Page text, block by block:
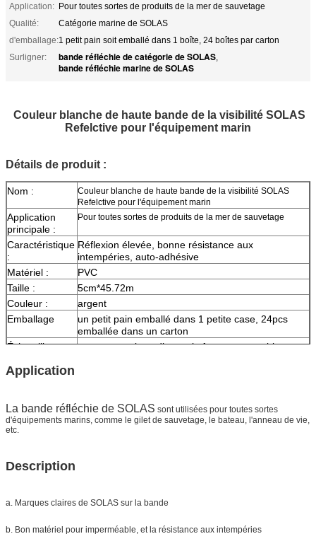
Application: Pour toutes sortes de produits de la mer de sauvetage
Qualité:
Catégorie marine de SOLAS
d'emballage:1 petit pain soit emballé dans 1 boîte, 24 boîtes par carton
Surligner:
bande réfléchie de catégorie de SOLAS,
bande réfléchie marine de SOLAS
Couleur blanche de haute bande de la visibilité SOLAS
Refelctive pour l'équipement marin
Détails de produit :
Nom :
Couleur blanche de haute bande de la visibilité SOLAS
Refelctive pour l'équipement marin
Application
principale :
Pour toutes sortes de produits de la mer de sauvetage
Caractéristique
:
Réflexion élevée, bonne résistance aux
intempéries, auto-adhésive
Matériel :
PVC
Taille :
5cm*45.72m
Couleur :
argent
Emballage
un petit pain emballé dans 1 petite case, 24pcs
emballée dans un carton
Échantillon :
aperçu gratuit tandis que le fret se rassemblent
Application
La bande réfléchie de SOLAS sont utilisées pour toutes sortes
d'équipements marins, comme le gilet de sauvetage, le bateau, l'anneau de vie,
etc.
Description
a. Marques claires de SOLAS sur la bande
b. Bon matériel pour imperméable, et la résistance aux intempéries